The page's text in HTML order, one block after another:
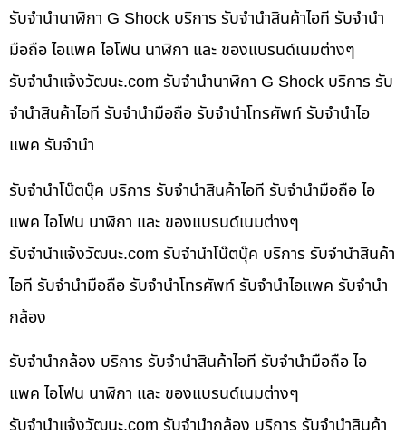
รับจำนำนาฬิกา G Shock บริการ รับจำนำสินค้าไอที รับจำนำ
มือถือ ไอแพค ไอโฟน นาฬิกา และ ของแบรนด์เนมต่างๆ
รับจํานําแจ้งวัฒนะ.com รับจำนำนาฬิกา G Shock บริการ รับ
จำนำสินค้าไอที รับจำนำมือถือ รับจำนำโทรศัพท์ รับจำนำไอ
แพค รับจำนำ
รับจำนำโน๊ตบุ๊ค บริการ รับจำนำสินค้าไอที รับจำนำมือถือ ไอ
แพค ไอโฟน นาฬิกา และ ของแบรนด์เนมต่างๆ
รับจํานําแจ้งวัฒนะ.com รับจำนำโน๊ตบุ๊ค บริการ รับจำนำสินค้า
ไอที รับจำนำมือถือ รับจำนำโทรศัพท์ รับจำนำไอแพค รับจำนำ
กล้อง
รับจำนำกล้อง บริการ รับจำนำสินค้าไอที รับจำนำมือถือ ไอ
แพค ไอโฟน นาฬิกา และ ของแบรนด์เนมต่างๆ
รับจํานําแจ้งวัฒนะ.com รับจำนำกล้อง บริการ รับจำนำสินค้า